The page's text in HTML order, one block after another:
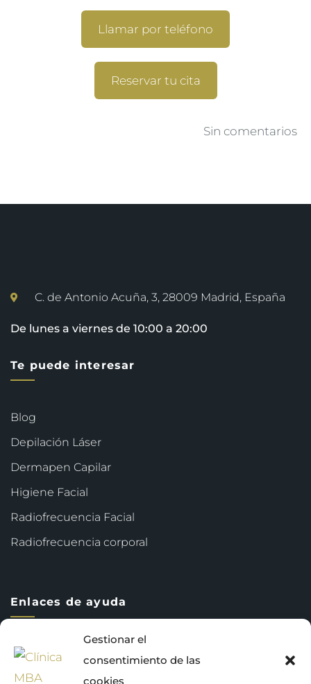
Gestionar el
consentimiento de las
cookies
Llamar por teléfono
Reservar tu cita
Sin comentarios
C. de Antonio Acuña, 3, 28009 Madrid, España
De lunes a viernes de 10:00 a 20:00
Te puede interesar
Blog
Depilación Láser
Dermapen Capilar
Higiene Facial
Radiofrecuencia Facial
Radiofrecuencia corporal
Enlaces de ayuda
Política de privacidad